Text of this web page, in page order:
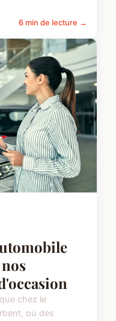
6 min de lecture →
chez le
où des